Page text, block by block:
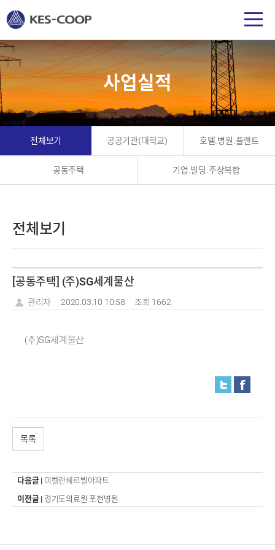
사업실적
전체보기 공공기관(대학교) 호텔.병원.플랜트
공동주택 기업.빌딩.주상복합
전체보기
[공동주택] (주)SG세계물산
관리자 2020.03.10 10:58 조회 1662
(주)SG세계물산
목록
다음글 | 미켈란쉐르빌아파트
이전글 | 경기도의료원 포천병원